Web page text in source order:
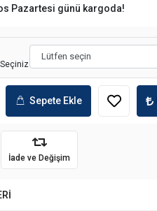
Pazartesi günü kargoda!
Sepete Ekle
İade ve Değişim